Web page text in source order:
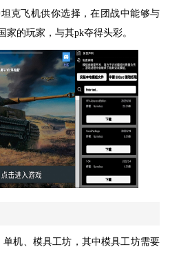
克飞机供你选择，在团战中能够与
的玩家，与其pk夺得头彩。
单机、模具工坊，其中模具工坊需要